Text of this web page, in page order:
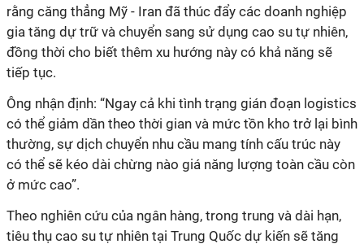
rằng căng thẳng Mỹ - Iran đã thúc đẩy các doanh nghiệp
gia tăng dự trữ và chuyển sang sử dụng cao su tự nhiên,
đồng thời cho biết thêm xu hướng này có khả năng sẽ
tiếp tục.
Ông nhận định: “Ngay cả khi tình trạng gián đoạn logistics
có thể giảm dần theo thời gian và mức tồn kho trở lại bình
thường, sự dịch chuyển nhu cầu mang tính cấu trúc này
có thể sẽ kéo dài chừng nào giá năng lượng toàn cầu còn
ở mức cao”.
Theo nghiên cứu của ngân hàng, trong trung và dài hạn,
tiêu thụ cao su tự nhiên tại Trung Quốc dự kiến sẽ tăng